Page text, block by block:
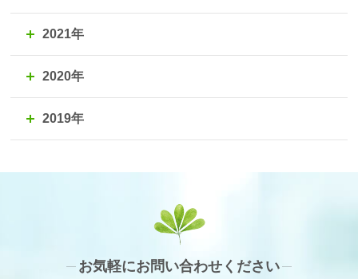
2021年
2020年
2019年
お気軽にお問い合わせください